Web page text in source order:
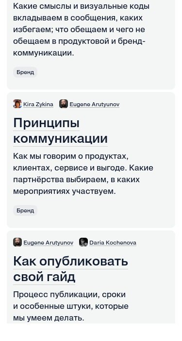
Какие смыслы и визуальные коды
вкладываем в сообщения, каких
избегаем; что обещаем и чего не
обещаем в продуктовой и бренд-
коммуникации.
Бренд
Kira Zykina Eugene Arutyunov
Принципы
коммуникации
Как мы говорим о продуктах,
клиентах, сервисе и выгоде. Какие
партнёрства выбираем, в каких
мероприятиях участвуем.
Бренд
Eugene Arutyunov Daria Kochenova
Как опубликовать
свой гайд
Процесс публикации, сроки
и особенные штуки, которые
мы умеем делать.